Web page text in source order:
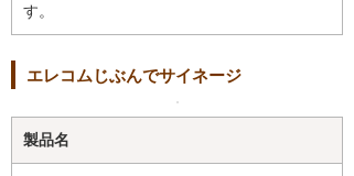
す。
エレコムじぶんでサイネージ
製品名